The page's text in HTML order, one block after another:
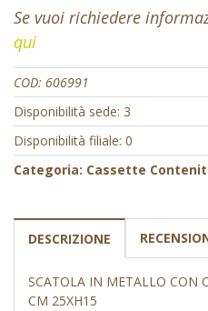
Se vuoi richiedere
qui
COD: 606991
Disponibilità sede: 3
Disponibilità filiale: 0
Categoria: Cassette
DESCRIZIONE
SCATOLA IN METALLO CON
CM 25XH15